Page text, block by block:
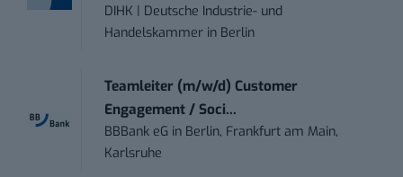
DIHK | Deutsche Industrie- und
Handelskammer in Berlin
Teamleiter (m/w/d) Customer
Engagement / Soci...
BBBank eG in Berlin, Frankfurt am Main,
Karlsruhe